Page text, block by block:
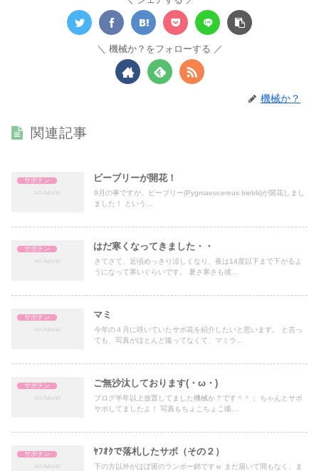
機械か？をフォローする
機械か？
関連記事
サボテン ビーブリーが開花！
9月の事ですが、ビーブリー(Pygmaeocereus bieblii)が開花しまし
ました！ という...
サボテン はだ寒くなってきました・・
さてさて、近頃めっきり涼しくなり、夜は14度以下まで下がるよ
うになって寒いぐらいです。 暑さ寒さも彼...
サボテン マミ
今年の４月に咲いていたサボ花を紹介したいと思います。 と言っ
ても、写真がほとんど撮ってなくて、マミラ...
サボテン ご無沙汰しております(・ω・)
ブログ半年以上放置してました機械か？です＾＾； ちゃんとサボ
サボしてましたよ！ 写真もちょこちょこ撮...
サボテン ﾔﾌｵｸで落札したサボ（その２）
下の方以外がほぼ斑のランポー錦ですｗ まだ届いて間もなく、ま